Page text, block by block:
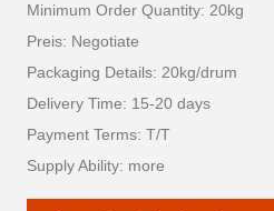
Minimum Order Quantity: 20kg
Preis: Negotiate
Packaging Details: 20kg/drum
Delivery Time: 15-20 days
Payment Terms: T/T
Supply Ability: more